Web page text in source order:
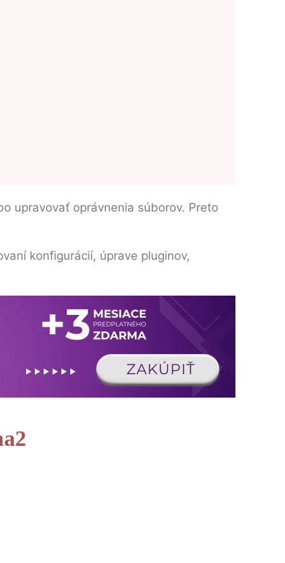
upravovať oprávnenia súborov. Preto
konfigurácií, úprave pluginov,